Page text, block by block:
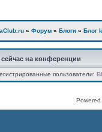
» Форум » Блоги » Блог
сейчас на конференции
пользователи: